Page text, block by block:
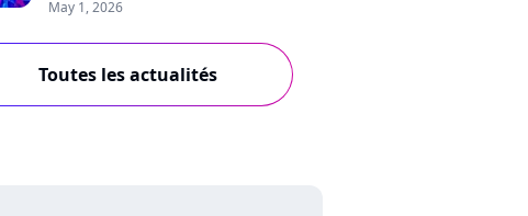
May 1, 2026
Toutes les actualités